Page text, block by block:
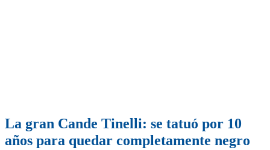
La gran Cande Tinelli: se tatuó por 10
años para quedar completamente negro